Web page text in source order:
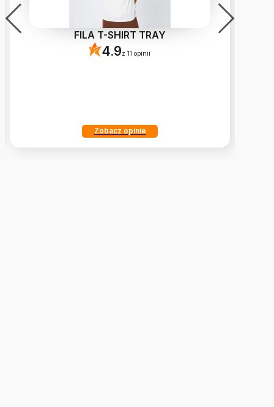
FILA T-SHIRT TRAY
4.9z 11 opinii
Zobacz opinie